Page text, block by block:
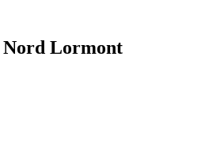
Nord Lormont